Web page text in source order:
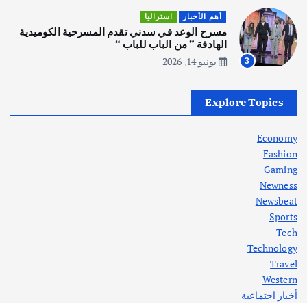
أهم الأخبار ثقافة وفنون
انطلاق ورشة التمثيل في مدينة كلباء الاماراتية
أغسطس 5, 2026
في جذور المشكلة وحلولها المستدامة
أهم الأخبار
اختتام ورشة السينوغرافيا في مدينة كلباء الاماراتية
أغسطس 3, 2026
3
أهم الأخبار استراليا
مسرح الوعد في سدني تقدم المسرحية الكوميدية
الهادفة ” من الباب للباب “
يونيو 14, 2026
Explore Topics
Economy
Fashion
Gaming
Newness
Newsbeat
Sports
Tech
Technology
Travel
Western
أخبار اجتماعية